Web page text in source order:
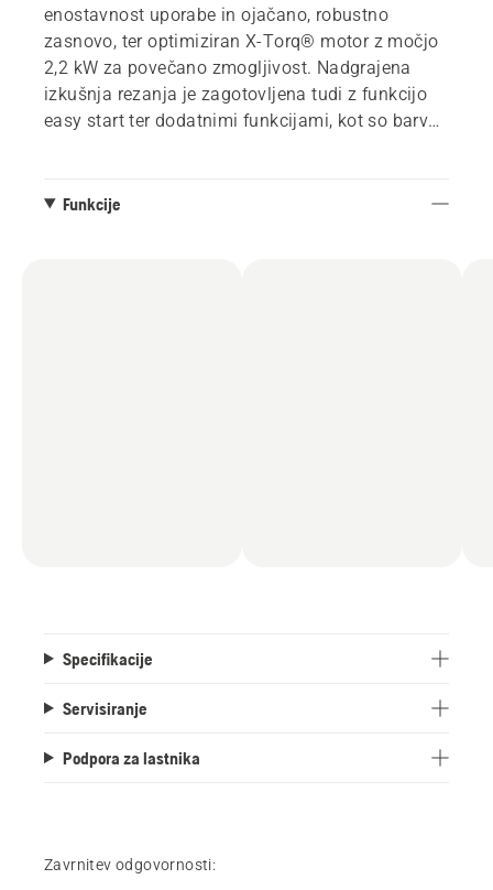
enostavnost uporabe in ojačano, robustno
zasnovo, ter optimiziran X-Torq® motor z močjo
2,2 kW za povečano zmogljivost. Nadgrajena
izkušnja rezanja je zagotovljena tudi z funkcijo
easy start ter dodatnimi funkcijami, kot so barvne
Funkcije
Specifikacije
Servisiranje
Podpora za lastnika
Zavrnitev odgovornosti: